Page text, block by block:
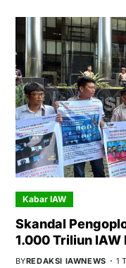
Kabar IAW
Skandal
1.000 Triliun IAW
BYREDAKSI IAWNEWS 1